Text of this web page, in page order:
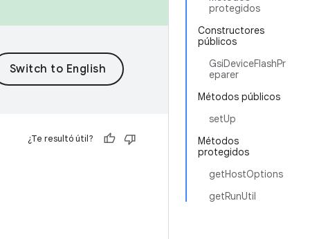
protegidos
Constructores
públicos
GsiDeviceFlashPr
eparer
Métodos públicos
setUp
Métodos
protegidos
getHostOptions
getRunUtil
¿Te resultó útil?